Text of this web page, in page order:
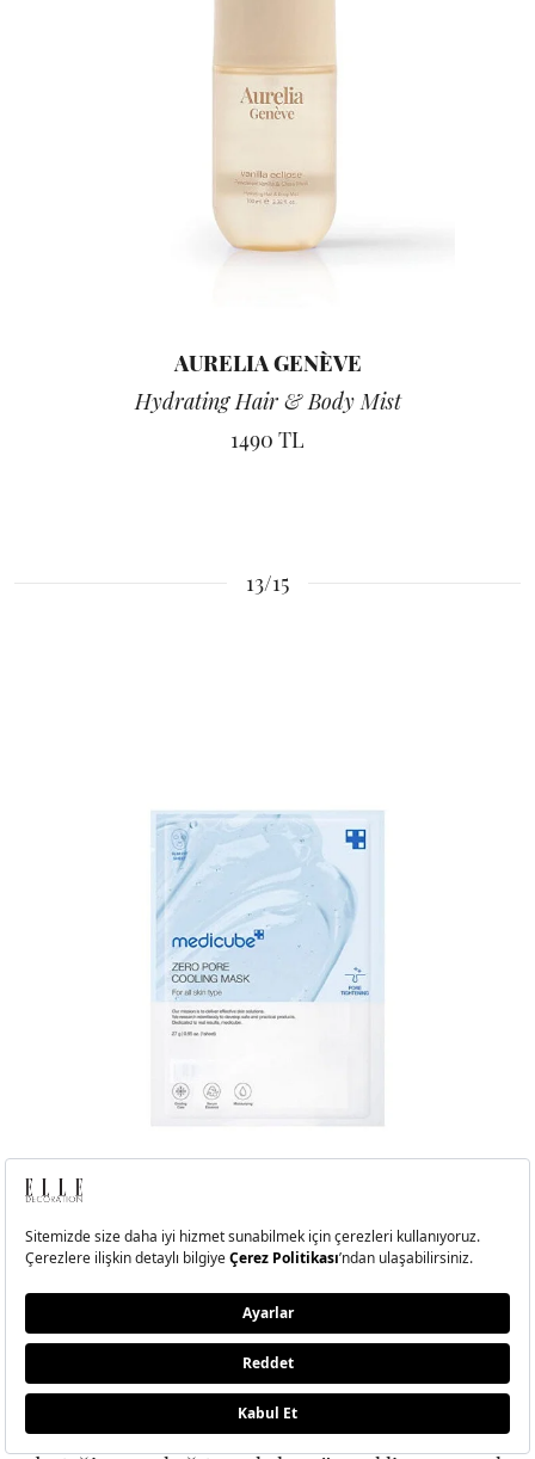
AURELIA GENÈVE
Hydrating Hair & Body Mist
1490 TL
13/15
Serinlik Molası
Yaz aylarında bakım rutinlerinin en pratik kaçış
noktalarından biri de kağıt ve hidrojel maskeler.
İncecik dokuları, ciltle bütünleşen yapıları ve anında
ferahlık hissi veren etkileriyle özellikle sıcak
günlerde küçük bir spa molasına dönüşüyorlar. Nem